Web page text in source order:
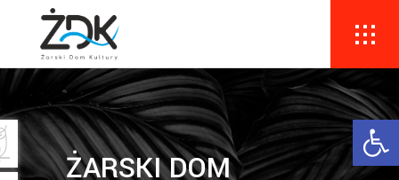
ŻARSKI DOM